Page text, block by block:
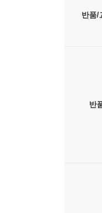
반품/
반